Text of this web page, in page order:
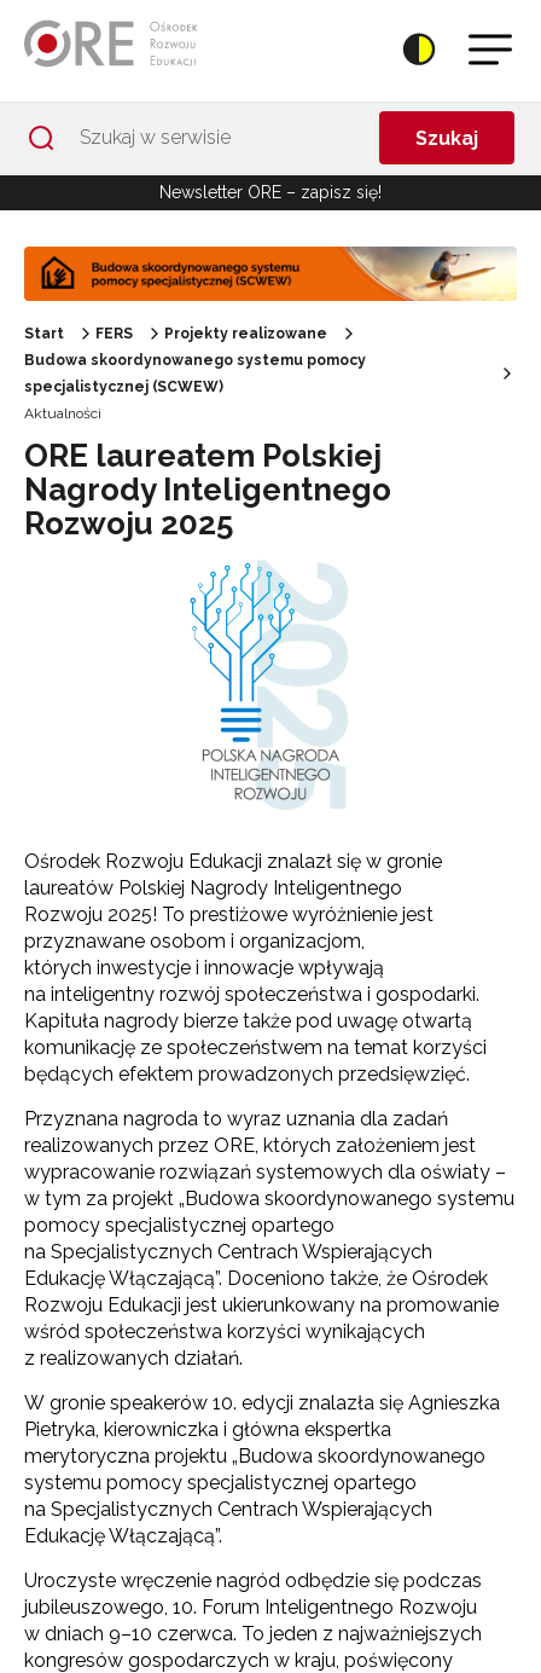
Szukaj
Newsletter ORE – zapisz się!
Start FERS
Projekty realizowane
Budowa skoordynowanego systemu pomocy
specjalistycznej (SCWEW)
Aktualności
ORE laureatem Polskiej
Nagrody Inteligentnego
Rozwoju 2025
Ośrodek Rozwoju Edukacji znalazł się w gronie
laureatów Polskiej Nagrody Inteligentnego
Rozwoju 2025! To prestiżowe wyróżnienie jest
przyznawane osobom i organizacjom,
których inwestycje i innowacje wpływają
na inteligentny rozwój społeczeństwa i gospodarki.
Kapituła nagrody bierze także pod uwagę otwartą
komunikację ze społeczeństwem na temat korzyści
będących efektem prowadzonych przedsięwzięć.
Przyznana nagroda to wyraz uznania dla zadań
realizowanych przez ORE, których założeniem jest
wypracowanie rozwiązań systemowych dla oświaty –
w tym za projekt „Budowa skoordynowanego systemu
pomocy specjalistycznej opartego
na Specjalistycznych Centrach Wspierających
Edukację Włączającą”. Doceniono także, że Ośrodek
Rozwoju Edukacji jest ukierunkowany na promowanie
wśród społeczeństwa korzyści wynikających
z realizowanych działań.
W gronie speakerów 10. edycji znalazła się Agnieszka
Pietryka, kierowniczka i główna ekspertka
merytoryczna projektu „Budowa skoordynowanego
systemu pomocy specjalistycznej opartego
na Specjalistycznych Centrach Wspierających
Edukację Włączającą”.
Uroczyste wręczenie nagród odbędzie się podczas
jubileuszowego, 10. Forum Inteligentnego Rozwoju
w dniach 9–10 czerwca. To jeden z najważniejszych
kongresów gospodarczych w kraju, poświęcony